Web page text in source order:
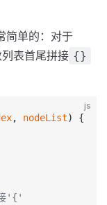
简单的：对于
表首尾拼接 {}
js
, nodeList) {
接'{'